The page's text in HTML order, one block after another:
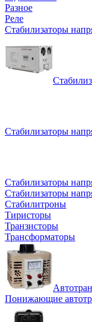
Разное
Реле
Стабилизаторы
Стабилизаторы
Стабилизаторы
Стабилизаторы
Стабилитроны
Тиристоры
Транзисторы
Трансформаторы
Понижающие